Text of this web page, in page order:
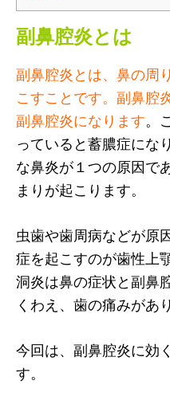
副鼻腔炎とは
副鼻腔炎とは、鼻の周
こすことです。副鼻腔
副鼻腔炎になります。
っていると蓄膿症にな
な鼻炎が１つの原因で
まりが起こります。
虫歯や歯周病などが原
症を起こすのが歯性上
洞炎は鼻の症状と副鼻
くわえ、歯の痛みがあ
今回は、副鼻腔炎に効
す。